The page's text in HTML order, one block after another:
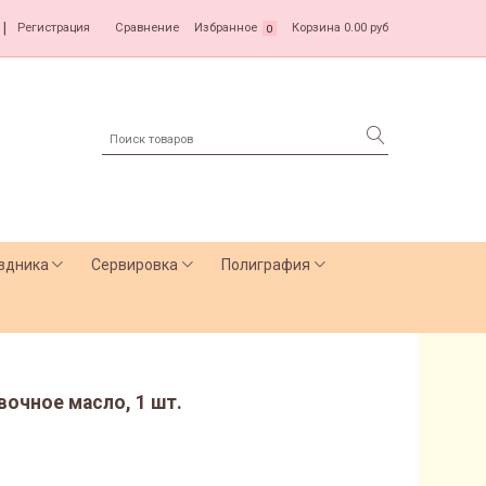
Регистрация Сравнение Избранное 0 Корзина 0.00 руб
Сервировка Полиграфия
масло, 1 шт.